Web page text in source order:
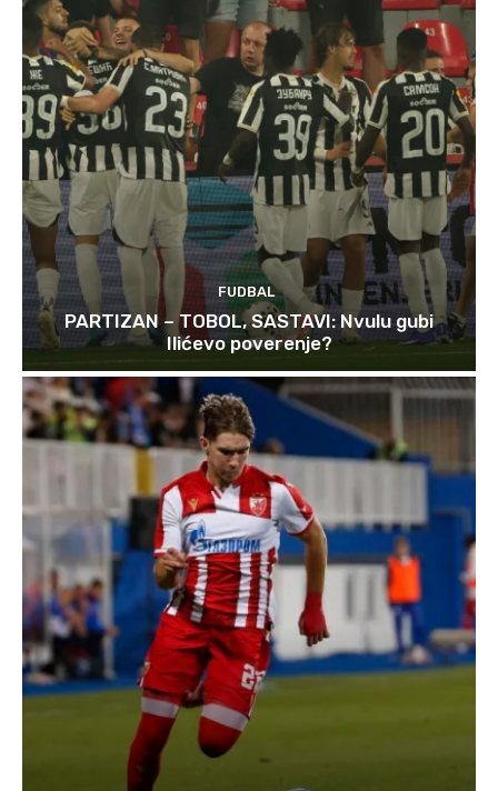
FUDBAL
PARTIZAN – TOBOL, SASTAVI: Nvulu gubi
Ilićevo poverenje?